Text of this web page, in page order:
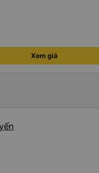
Xem giá